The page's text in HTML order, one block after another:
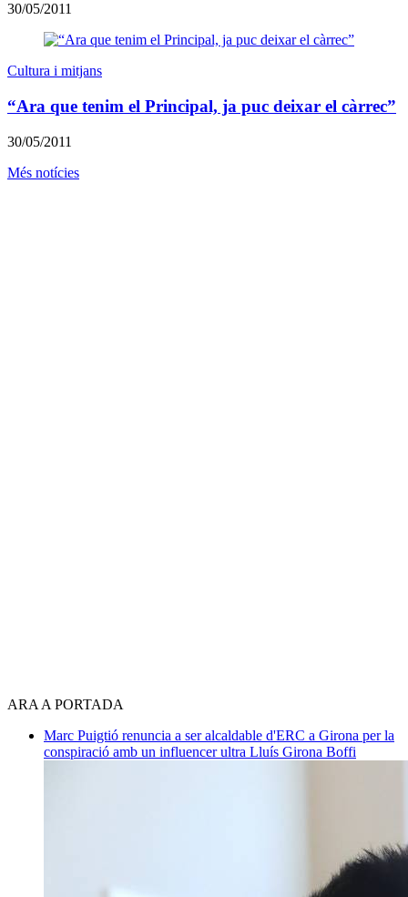
30/05/2011
Cultura i mitjans
“Ara que tenim el Principal, ja puc deixar el càrrec”
30/05/2011
Més notícies
ARA A PORTADA
Marc Puigtió renuncia a ser alcaldable d'ERC a Girona per la
conspiració amb un influencer ultra Lluís Girona Boffi